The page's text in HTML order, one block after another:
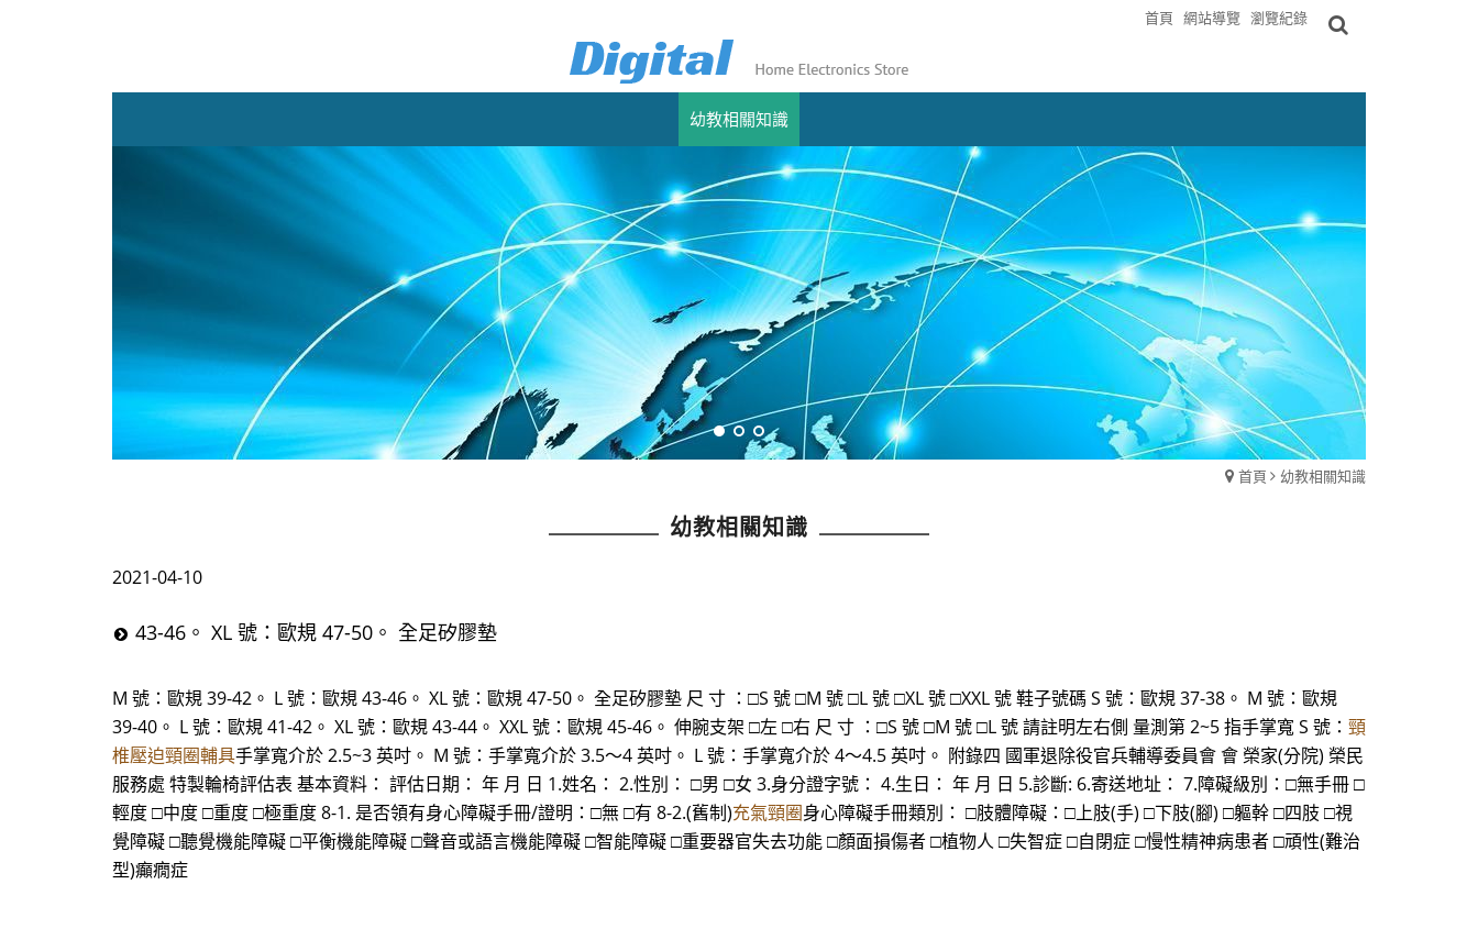
首頁 網站導覽 瀏覽紀錄
幼教相關知識
首頁 幼教相關知識
幼教相關知識
2021-04-10
43-46。 XL 號：歐規 47-50。 全足矽膠墊
M 號：歐規 39-42。 L 號：歐規 43-46。 XL 號：歐規 47-50。 全足矽膠墊 尺 寸 ：□S 號 □M 號 □L 號 □XL 號 □XXL 號 鞋子號碼 S 號：歐規 37-38。 M 號：歐規
39-40。 L 號：歐規 41-42。 XL 號：歐規 43-44。 XXL 號：歐規 45-46。 伸腕支架 □左 □右 尺 寸 ：□S 號 □M 號 □L 號 請註明左右側 量測第 2~5 指手掌寬 S 號： 頸
椎壓迫頸圈輔具手掌寬介於 2.5~3 英吋。 M 號：手掌寬介於 3.5～4 英吋。 L 號：手掌寬介於 4～4.5 英吋。 附錄四 國軍退除役官兵輔導委員會 會 榮家(分院) 榮民
服務處 特製輪椅評估表 基本資料： 評估日期： 年 月 日 1.姓名： 2.性別： □男 □女 3.身分證字號： 4.生日： 年 月 日 5.診斷: 6.寄送地址： 7.障礙級別：□無手冊 □
輕度 □中度 □重度 □極重度 8-1. 是否領有身心障礙手冊/證明：□無 □有 8-2.(舊制)充氣頸圈身心障礙手冊類別： □肢體障礙：□上肢(手) □下肢(腳) □軀幹 □四肢 □視
覺障礙 □聽覺機能障礙 □平衡機能障礙 □聲音或語言機能障礙 □智能障礙 □重要器官失去功能 □顏面損傷者 □植物人 □失智症 □自閉症 □慢性精神病患者 □頑性(難治
型)癲癇症